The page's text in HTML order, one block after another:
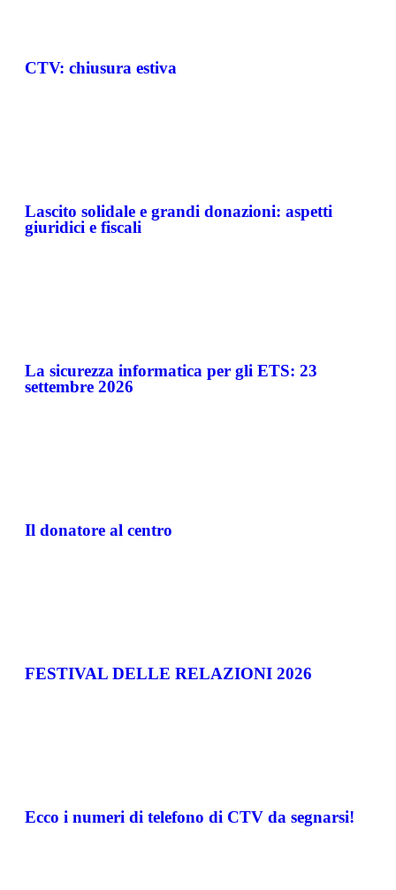
CTV: chiusura estiva
Lascito solidale e grandi donazioni: aspetti
giuridici e fiscali
La sicurezza informatica per gli ETS: 23
settembre 2026
Il donatore al centro
FESTIVAL DELLE RELAZIONI 2026
Ecco i numeri di telefono di CTV da segnarsi!